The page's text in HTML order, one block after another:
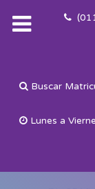
Buscar
Lunes a